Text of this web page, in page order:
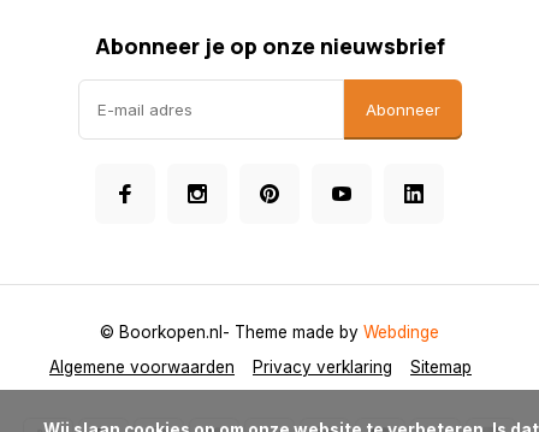
Abonneer je op onze nieuwsbrief
Abonneer
Algemene voorwaarden Privacy verklaring Sitemap
© Boorkopen.nl - Theme made by Webdinge